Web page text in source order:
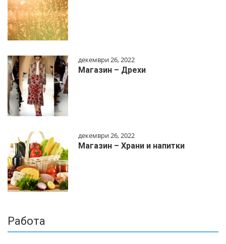
декември 26, 2022
Магазин – Дрехи
декември 26, 2022
Магазин – Храни и напитки
Работа